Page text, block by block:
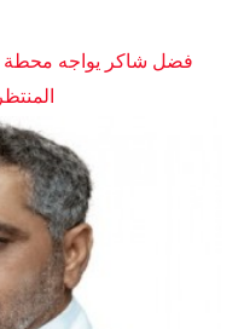
فضل شاكر يواجه محطة